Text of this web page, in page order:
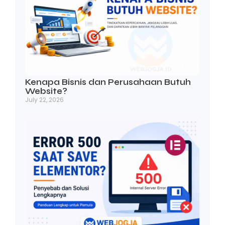
Kenapa Bisnis dan Perusahaan Butuh
Website?
July 22, 2026